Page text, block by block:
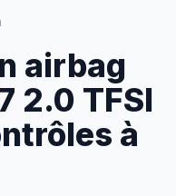
airbag
2.0 TFSI
à